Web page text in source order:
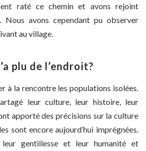
raté ce chemin et avons rejoint
Nous avons cependant pu observer
au village.
plu de l’endroit?
à la rencontre les populations isolées.
leur culture, leur histoire, leur
apporté des précisions sur la culture
sont encore aujourd’hui imprégnées.
gentillesse et leur humanité et